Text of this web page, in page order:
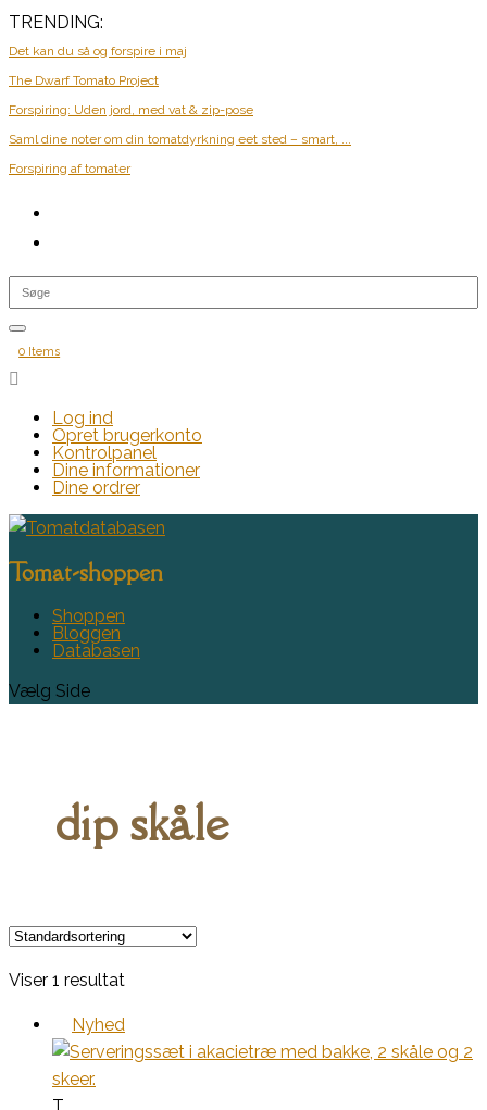
TRENDING:
Det kan du så og forspire i maj
The Dwarf Tomato Project
Forspiring: Uden jord, med vat & zip-pose
Saml dine noter om din tomatdyrkning eet sted – smart, ...
Forspiring af tomater
0 Items

Log ind
Opret brugerkonto
Kontrolpanel
Dine informationer
Dine ordrer
Tomat-shoppen
Shoppen
Bloggen
Databasen
Vælg Side
dip skåle
Viser 1 resultat
Nyhed
T